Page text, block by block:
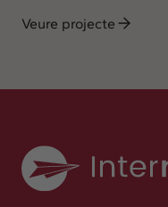
Veure projecte